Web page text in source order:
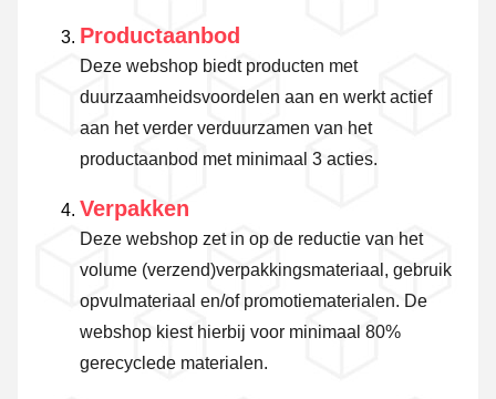
Productaanbod
Deze webshop biedt producten met
duurzaamheidsvoordelen aan en werkt actief
aan het verder verduurzamen van het
productaanbod met minimaal 3 acties.
Verpakken
Deze webshop zet in op de reductie van het
volume (verzend)verpakkingsmateriaal, gebruik
opvulmateriaal en/of promotiematerialen. De
webshop kiest hierbij voor minimaal 80%
gerecyclede materialen.